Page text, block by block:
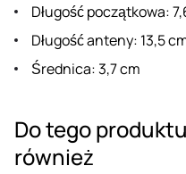
Długość początkowa:
Długość anteny: 13,5
Średnica: 3,7 cm
Do tego
również